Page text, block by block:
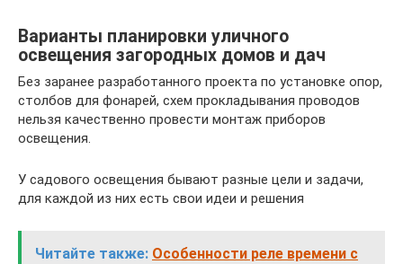
Варианты планировки уличного
освещения загородных домов и дач
Без заранее разработанного проекта по установке опор,
столбов для фонарей, схем прокладывания проводов
нельзя качественно провести монтаж приборов
освещения.
У садового освещения бывают разные цели и задачи,
для каждой из них есть свои идеи и решения
Читайте также: Особенности реле времени с